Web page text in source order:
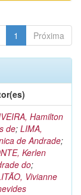
1 Próxima
Hamilton
de; LIMA,
de Andrade;
Kerlen
do;
Vivianne